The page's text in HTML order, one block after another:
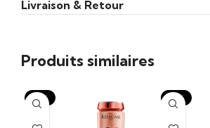
Livraison & Retour
Produits similaires
-15% -15%